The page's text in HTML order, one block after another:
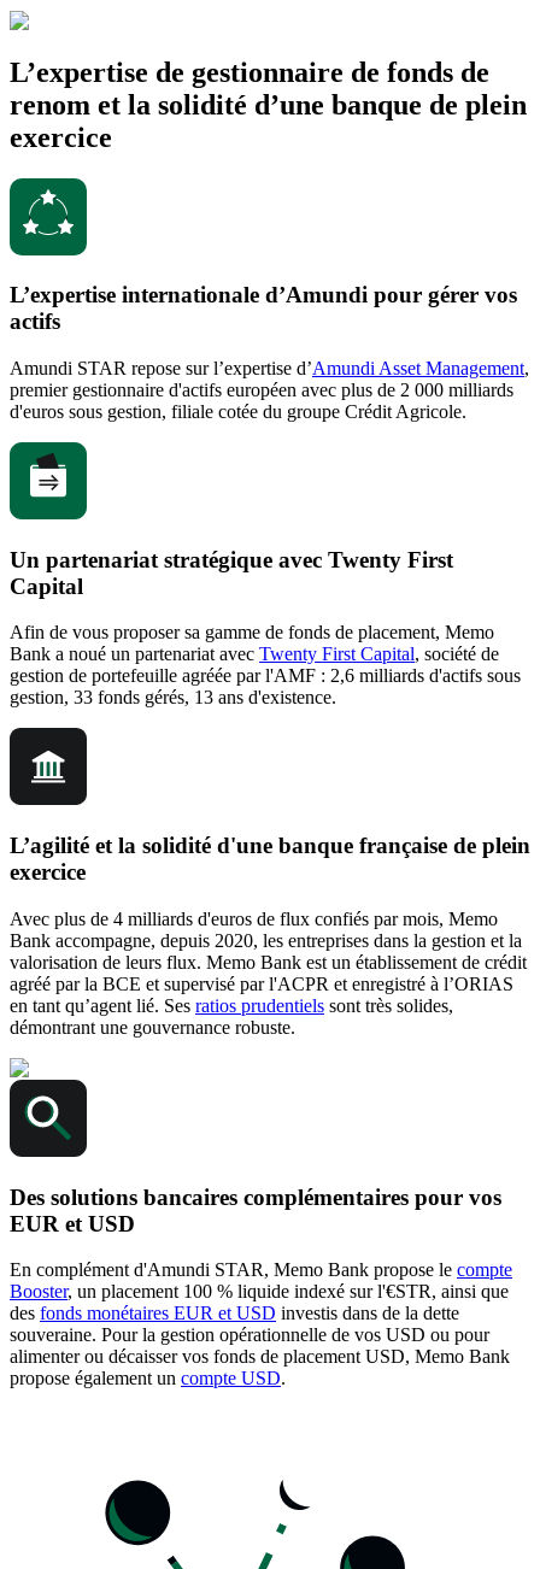
L’expertise de gestionnaire de fonds de
renom et la solidité d’une banque de plein
exercice
L’expertise internationale d’Amundi pour gérer vos
actifs
Amundi STAR repose sur l’expertise d’Amundi Asset Management,
premier gestionnaire d'actifs européen avec plus de 2 000 milliards
d'euros sous gestion, filiale cotée du groupe Crédit Agricole.
Un partenariat stratégique avec Twenty First
Capital
Afin de vous proposer sa gamme de fonds de placement, Memo
Bank a noué un partenariat avec Twenty First Capital, société de
gestion de portefeuille agréée par l'AMF : 2,6 milliards d'actifs sous
gestion, 33 fonds gérés, 13 ans d'existence.
L’agilité et la solidité d'une banque française de plein
exercice
Avec plus de 4 milliards d'euros de flux confiés par mois, Memo
Bank accompagne, depuis 2020, les entreprises dans la gestion et la
valorisation de leurs flux. Memo Bank est un établissement de crédit
agréé par la BCE et supervisé par l'ACPR et enregistré à l’ORIAS
en tant qu’agent lié. Ses ratios prudentiels sont très solides,
démontrant une gouvernance robuste.
Des solutions bancaires complémentaires pour vos
EUR et USD
En complément d'Amundi STAR, Memo Bank propose le compte
Booster, un placement 100 % liquide indexé sur l'€STR, ainsi que
des fonds monétaires EUR et USD investis dans de la dette
souveraine. Pour la gestion opérationnelle de vos USD ou pour
alimenter ou décaisser vos fonds de placement USD, Memo Bank
propose également un compte USD.